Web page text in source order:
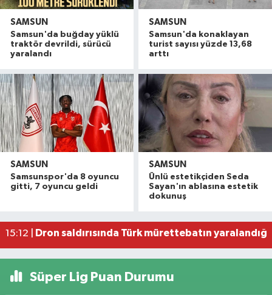
SAMSUN
Samsun'da buğday yüklü
traktör devrildi, sürücü
yaralandı
SAMSUN
Samsun'da konaklayan
turist sayısı yüzde 13,68
arttı
SAMSUN
Samsunspor'da 8 oyuncu
gitti, 7 oyuncu geldi
SAMSUN
Ünlü estetikçiden Seda
Sayan'ın ablasına estetik
dokunuş
16:49 |Dron saldırısına uğrayan geminin içi
15:27 |Uyuşturucu operasyonunda 7 şüpheli tutuklandı
Atakum'da denize girenlere önemli uyarı
13:47 |Samsun'da 1 ton 160 litre kaçak etil alkol ele
Süper Lig Puan Durumu